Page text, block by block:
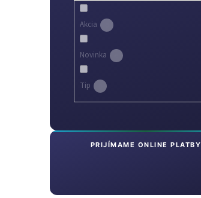
Akcia
Novinka
Tip
PRIJÍMAME ONLINE PLATBY